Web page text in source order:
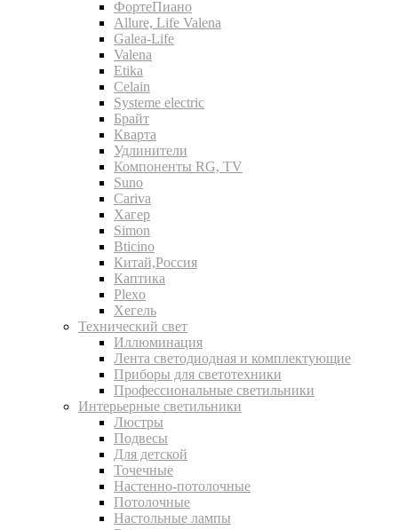
ФортеПиано
Allure, Life Valena
Galea-Life
Valena
Etika
Celain
Systeme electric
Брайт
Кварта
Удлинители
Компоненты RG, TV
Suno
Cariva
Хагер
Simon
Bticino
Китай,Россия
Каптика
Plexo
Хегель
Технический свет
Иллюминация
Лента светодиодная и комплектующие
Приборы для светотехники
Профессиональные светильники
Интерьерные светильники
Люстры
Подвесы
Для детской
Точечные
Настенно-потолочные
Потолочные
Настольные лампы